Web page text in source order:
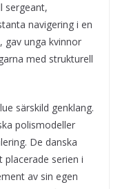
sergeant,
navigering i en
gav unga kvinnor
med strukturell
särskild genklang.
polismodeller
De danska
serien i
av sin egen